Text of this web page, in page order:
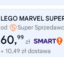
od Super
60,99
zł
+ 10,49 zł dostawa